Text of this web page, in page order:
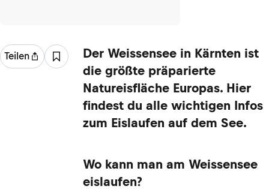
Teilen
Der Weissensee in Kärnten ist
die größte präparierte
Natureisfläche Europas. Hier
findest du alle wichtigen Infos
zum Eislaufen auf dem See.
Wo kann man am Weissensee
eislaufen?